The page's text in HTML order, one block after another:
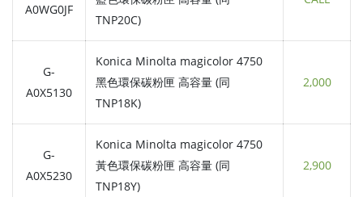
A0WG0JF
TNP20C)
G-
A0X5130
Konica Minolta magicolor 4750
黑色環保碳粉匣 高容量 (同
TNP18K)
2,000
G-
A0X5230
Konica Minolta magicolor 4750
黃色環保碳粉匣 高容量 (同
TNP18Y)
2,900